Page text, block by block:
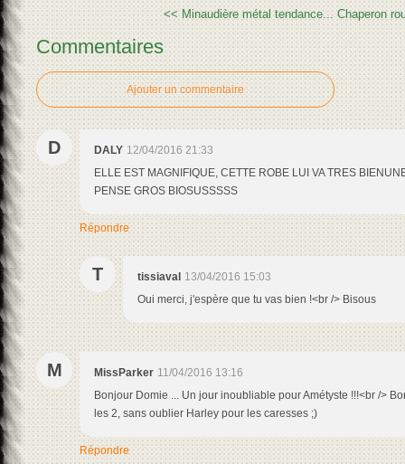
<< Minaudière métal tendance... Chaperon
Commentaires
Ajouter un commentaire
D DALY 12/04/2016 21:33
ELLE EST MAGNIFIQUE, CETTE ROBE LUI VA TRES
PENSE GROS BIOSUSSSSS
Répondre
T tissiaval 13/04/2016 15:03
Oui merci, j'espère que tu vas bien !<br /> Bisous
M MissParker 11/04/2016 13:16
Bonjour Domie ... Un jour inoubliable pour Amétyste !!!<br />
les 2, sans oublier Harley pour les caresses ;)
Répondre